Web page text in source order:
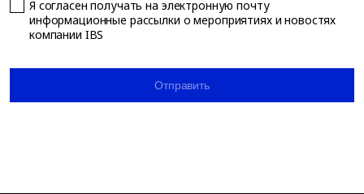
Я согласен получать на электронную почту
информационные рассылки о мероприятиях и новостях
компании IBS
Отправить